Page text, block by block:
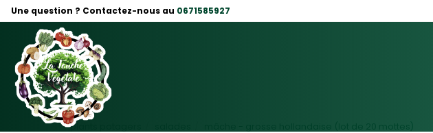
plants potagers
Une question ? Contactez-nous au 0671585927
Panneau de gestion des cookies